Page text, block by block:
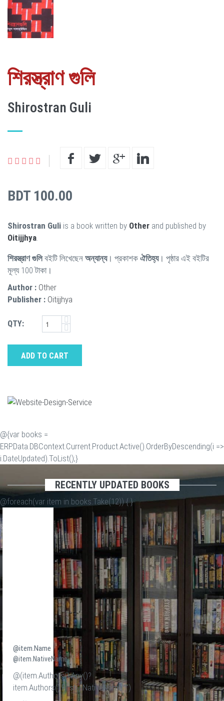
শিরস্ত্রাণ গুলি
Shirostran Guli
BDT 100.00
Shirostran Guli is a book written by Other and published by
Oitijjhya
শিরস্ত্রাণ গুলিবইটি লিখেছেন অন্যান্য। প্রকাশক ঐতিহ্য। পৃষ্ঠার এই বইটির
মূল্য 100 টাকা।
Author : Other
Publisher : Oitijjhya
QTY:
ADD TO CART
@{var books =
ERP.Data.DBContext.Current.Product.Active().OrderByDescending(i =>
i.DateUpdated).ToList();}
RECENTLY UPDATED BOOKS
@foreach(var item in books.Take(12)) {}
@item.Name
@item.NativeName
@(item.Authors().Any()?
item.Authors().First().NativeName:"")